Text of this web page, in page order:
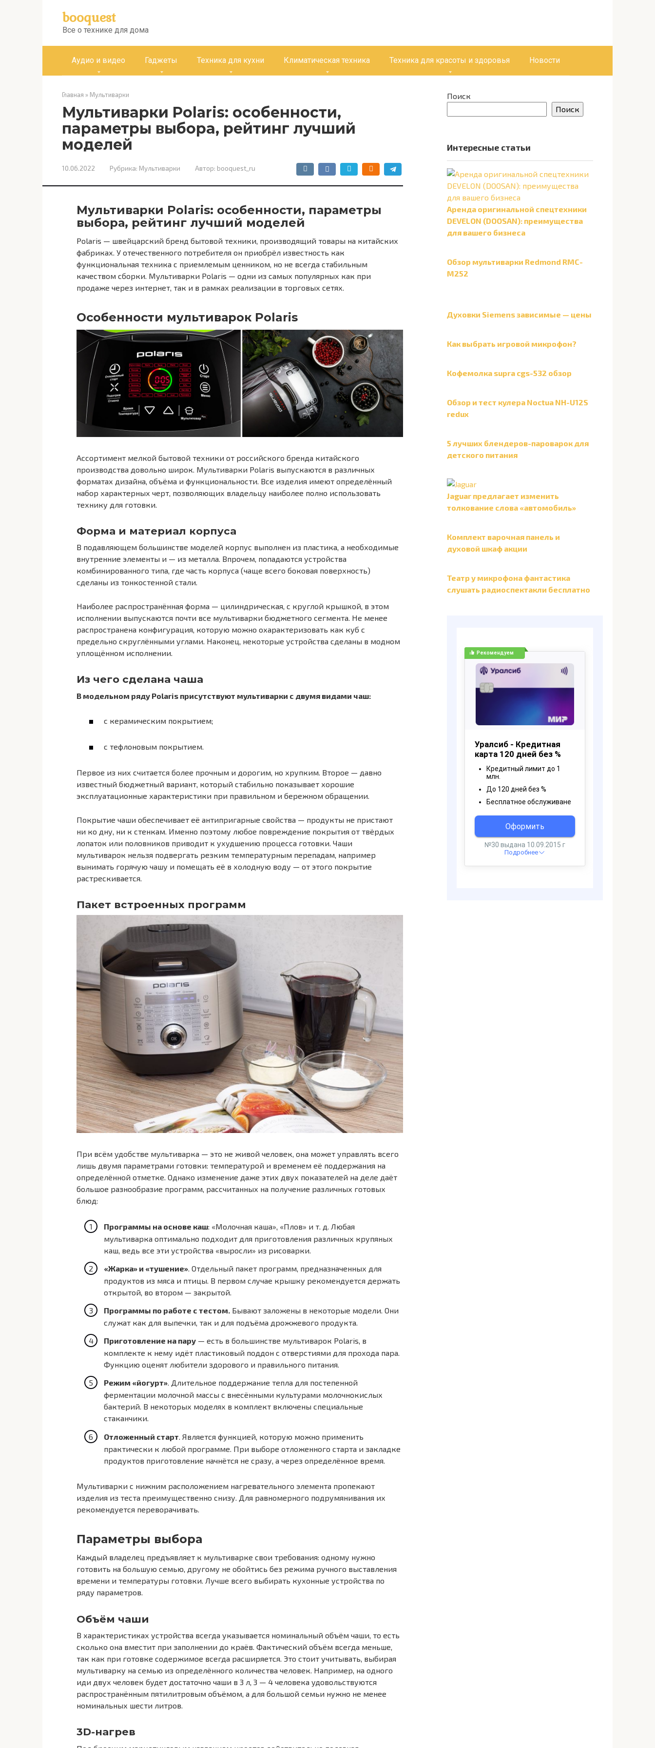
booquest
Все о технике для дома
Аудио и видео Гаджеты Техника для кухни Климатическая техника Техника для красоты и здоровья Новости
Главная » Мультиварки
Мультиварки Polaris: особенности,
параметры выбора, рейтинг лучший
моделей
10.06.2022 Рубрика: Мультиварки Автор: booquest_ru
Мультиварки Polaris: особенности, параметры
выбора, рейтинг лучший моделей
Polaris — швейцарский бренд бытовой техники, производящий товары на китайских
фабриках. У отечественного потребителя он приобрёл известность как
функциональная техника с приемлемым ценником, но не всегда стабильным
качеством сборки. Мультиварки Polaris — одни из самых популярных как при
продаже через интернет, так и в рамках реализации в торговых сетях.
Особенности мультиварок Polaris
Ассортимент мелкой бытовой техники от российского бренда китайского
производства довольно широк. Мультиварки Polaris выпускаются в различных
форматах дизайна, объёма и функциональности. Все изделия имеют определённый
набор характерных черт, позволяющих владельцу наиболее полно использовать
технику для готовки.
Форма и материал корпуса
В подавляющем большинстве моделей корпус выполнен из пластика, а необходимые
внутренние элементы и — из металла. Впрочем, попадаются устройства
комбинированного типа, где часть корпуса (чаще всего боковая поверхность)
сделаны из тонкостенной стали.
Наиболее распространённая форма — цилиндрическая, с круглой крышкой, в этом
исполнении выпускаются почти все мультиварки бюджетного сегмента. Не менее
распространена конфигурация, которую можно охарактеризовать как куб с
предельно скруглёнными углами. Наконец, некоторые устройства сделаны в модном
уплощённом исполнении.
Из чего сделана чаша
В модельном ряду Polaris присутствуют мультиварки с двумя видами чаш:
с керамическим покрытием;
с тефлоновым покрытием.
Первое из них считается более прочным и дорогим, но хрупким. Второе — давно
известный бюджетный вариант, который стабильно показывает хорошие
эксплуатационные характеристики при правильном и бережном обращении.
Покрытие чаши обеспечивает её антипригарные свойства — продукты не пристают
ни ко дну, ни к стенкам. Именно поэтому любое повреждение покрытия от твёрдых
лопаток или половников приводит к ухудшению процесса готовки. Чаши
мультиварок нельзя подвергать резким температурным перепадам, например
вынимать горячую чашу и помещать её в холодную воду — от этого покрытие
растрескивается.
Пакет встроенных программ
При всём удобстве мультиварка — это не живой человек, она может управлять всего
лишь двумя параметрами готовки: температурой и временем её поддержания на
определённой отметке. Однако изменение даже этих двух показателей на деле даёт
большое разнообразие программ, рассчитанных на получение различных готовых
блюд:
Программы на основе каш: «Молочная каша», «Плов» и т. д. Любая
мультиварка оптимально подходит для приготовления различных крупяных
каш, ведь все эти устройства «выросли» из рисоварки.
«Жарка» и «тушение». Отдельный пакет программ, предназначенных для
продуктов из мяса и птицы. В первом случае крышку рекомендуется держать
открытой, во втором — закрытой.
Программы по работе с тестом. Бывают заложены в некоторые модели. Они
служат как для выпечки, так и для подъёма дрожжевого продукта.
Приготовление на пару — есть в большинстве мультиварок Polaris, в
комплекте к нему идёт пластиковый поддон с отверстиями для прохода пара.
Функцию оценят любители здорового и правильного питания.
Режим «йогурт». Длительное поддержание тепла для постепенной
ферментации молочной массы с внесёнными культурами молочнокислых
бактерий. В некоторых моделях в комплект включены специальные
стаканчики.
Отложенный старт . Является функцией, которую можно применить
практически к любой программе. При выборе отложенного старта и закладке
продуктов приготовление начнётся не сразу, а через определённое время.
Мультиварки с нижним расположением нагревательного элемента пропекают
изделия из теста преимущественно снизу. Для равномерного подрумянивания их
рекомендуется переворачивать.
Параметры выбора
Каждый владелец предъявляет к мультиварке свои требования: одному нужно
готовить на большую семью, другому не обойтись без режима ручного выставления
времени и температуры готовки. Лучше всего выбирать кухонные устройства по
ряду параметров.
Объём чаши
В характеристиках устройства всегда указывается номинальный объём чаши, то есть
сколько она вместит при заполнении до краёв. Фактический объём всегда меньше,
так как при готовке содержимое всегда расширяется. Это стоит учитывать, выбирая
мультиварку на семью из определённого количества человек. Например, на одного
иди двух человек будет достаточно чаши в 3 л, 3 — 4 человека удовольствуются
распространённым пятилитровым объёмом, а для большой семьи нужно не менее
номинальных шести литров.
3D-нагрев
Поиск
Поиск
Интересные статьи
Аренда оригинальной спецтехники
DEVELON (DOOSAN): преимущества
для вашего бизнеса
Обзор мультиварки Redmond RMC-
M252
Духовки Siemens зависимые — цены
Как выбрать игровой микрофон?
Кофемолка supra cgs-532 обзор
Обзор и тест кулера Noctua NH-U12S
redux
5 лучших блендеров-пароварок для
детского питания
Jaguar предлагает изменить
толкование слова «автомобиль»
Комплект варочная панель и
духовой шкаф акции
Театр у микрофона фантастика
слушать радиоспектакли бесплатно